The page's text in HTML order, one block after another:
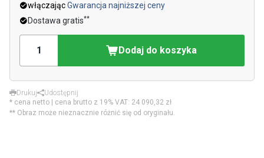
włączającGwarancja najniższej ceny
Dostawa gratis**
Dodaj do koszyka
Drukuj
Udostępnij
* cena netto | cena brutto z 19% VAT: 24 090,32 zł
** Obraz może nieznacznie różnić się od oryginału.